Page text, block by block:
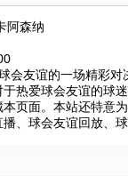
阿森纳
会友谊的一场精彩
热爱球会友谊的球
页面。本站还特意
、球会友谊回放、